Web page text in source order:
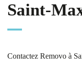
Saint-
Contactez Removo à